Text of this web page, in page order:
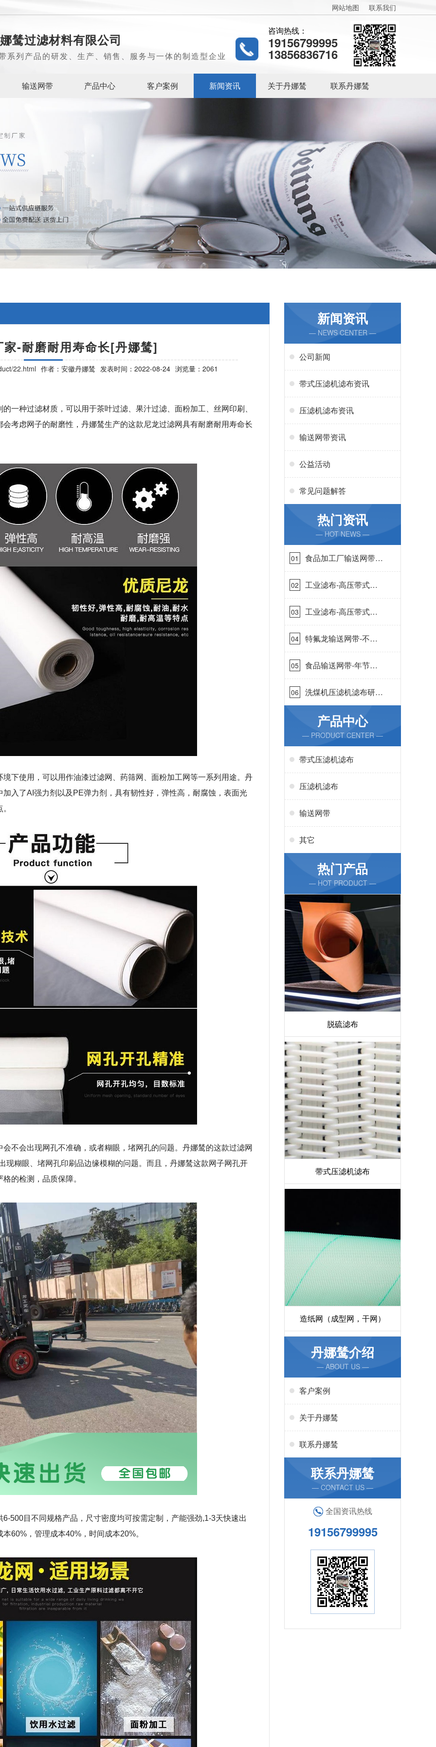
网站地图 联系我们
鸶过滤材料有限公司
系列产品的研发、生产、销售、服务与一体的制造型企业
咨询热线：
19156799995
13856836716
输送网带 产品中心 客户案例 新闻资讯 关于丹娜鸶 联系丹娜鸶
家-耐磨耐用寿命长[丹娜鸶]
22.html 作者：安徽丹娜鸶 发表时间：2022-08-24 浏览量：2061
一种过滤材质，可以用于茶叶过滤、果汁过滤、面粉加工、丝网印刷、
考虑网子的耐磨性，丹娜鸶生产的这款尼龙过滤网具有耐磨耐用寿命长
下使用，可以用作油漆过滤网、药筛网、面粉加工网等一系列用途。丹
入了AI强力剂以及PE弹力剂，具有韧性好，弹性高，耐腐蚀，表面光
不会出现网孔不准确，或者糊眼，堵网孔的问题。丹娜鸶的这款过滤网
现糊眼、堵网孔印刷品边缘模糊的问题。而且，丹娜鸶这款网子网孔开
的检测，品质保障。
500目不同规格产品，尺寸密度均可按需定制，产能强劲,1-3天快速出
60%，管理成本40%，时间成本20%。
新闻资讯
— NEWS CENTER —
公司新闻
带式压滤机滤布资讯
压滤机滤布资讯
输送网带资讯
公益活动
常见问题解答
热门资讯
— HOT NEWS —
01
食品加工厂输送网带哪
里有-耐温耐磨{丹娜鸶
过滤}
02
工业滤布-高压带式滤
布需要高强耐磨吗{丹
娜鸶过滤}
03
工业滤布-高压带式滤
布一定要高强耐磨{丹
娜鸶过滤}
04
特氟龙输送网带-不惧
高温{丹娜鸶过滤}
05
食品输送网带-年节省
成本75万{丹娜鸶过滤}
06
洗煤机压滤机滤布研发
生产-按需定制{丹娜鸶
过滤}产品中心
— PRODUCT CENTER —
带式压滤机滤布
压滤机滤布
输送网带
其它
热门产品
— HOT PRODUCT —
脱硫滤布
带式压滤机滤布
造纸网（成型网，干网）
丹娜鸶介绍
— ABOUT US —
客户案例
关于丹娜鸶
联系丹娜鸶
联系丹娜鸶
— CONTACT US —
全国资讯热线
19156799995